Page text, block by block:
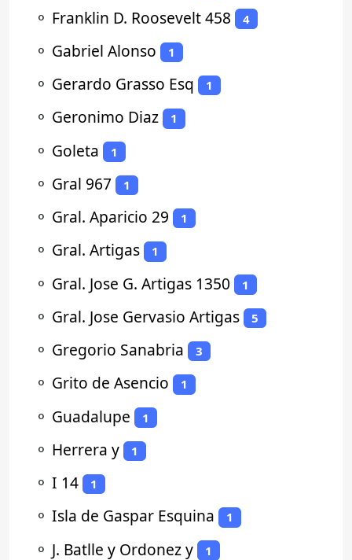
⚬ Franklin D. Roosevelt 458 4
⚬ Gabriel Alonso 1
⚬ Gerardo Grasso Esq 1
⚬ Geronimo Diaz 1
⚬ Goleta 1
⚬ Gral 967 1
⚬ Gral. Aparicio 29 1
⚬ Gral. Artigas 1
⚬ Gral. Jose G. Artigas 1350 1
⚬ Gral. Jose Gervasio Artigas 5
⚬ Gregorio Sanabria 3
⚬ Grito de Asencio 1
⚬ Guadalupe 1
⚬ Herrera y 1
⚬ I 14 1
⚬ Isla de Gaspar Esquina 1
⚬ J. Batlle y Ordonez y 1